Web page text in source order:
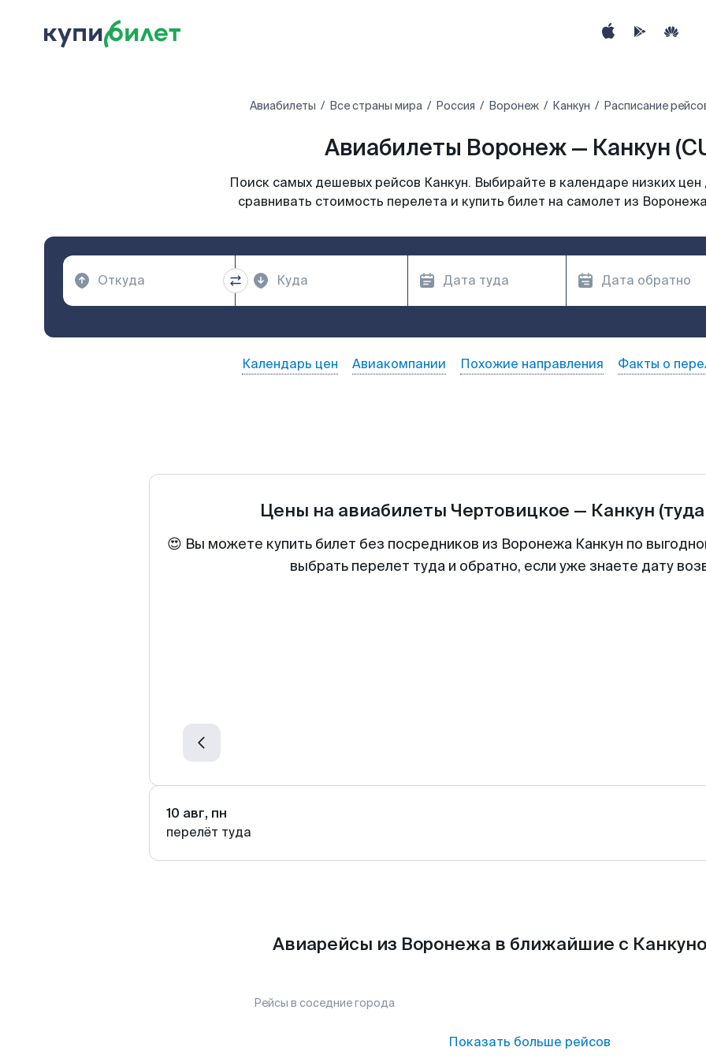
Авиабилеты Все страны мира Россия Воронеж Канкун Расписание
Авиабилеты Воронеж — Канкун
Поиск самых дешевых рейсов Канкун. Выбирайте в календаре низких
сравнивать стоимость перелета и купить билет на самолет из
Календарь цен Авиакомпании Похожие направления Факты о
Цены на авиабилеты Чертовицкое — Канкун
😍 Вы можете купить билет без посредников из Воронежа Канкун по
выбрать перелет туда и обратно, если уже знаете дату
10 авг, пн
перелёт туда
Авиарейсы из Воронежа в ближайшие с
Рейсы в соседние города
Показать больше рейсов